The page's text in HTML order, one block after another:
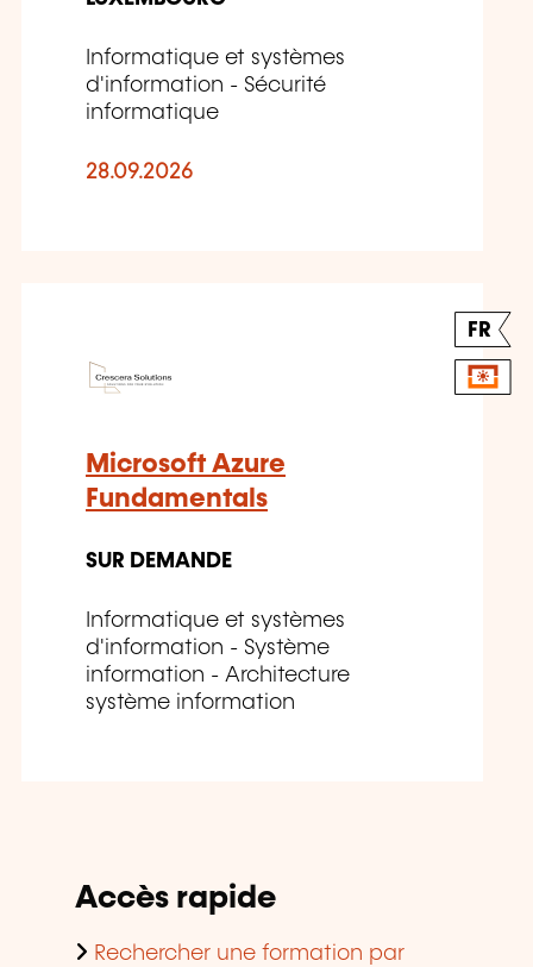
Informatique et systèmes
d'information - Sécurité
informatique
28.09.2026
FR
Microsoft Azure
Fundamentals
SUR DEMANDE
Informatique et systèmes
d'information - Système
information - Architecture
système information
Accès rapide
Rechercher une formation par